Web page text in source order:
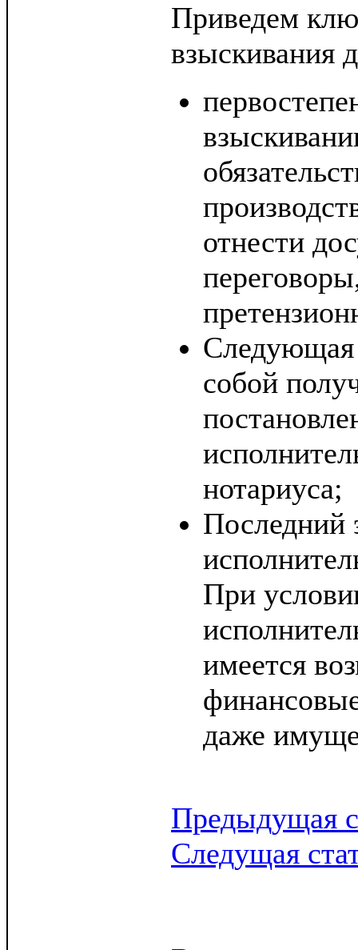
Приведем
взыскивания
отнести
Следующая
собой
нотариуса;
Последний
При
имеется
даже
Предыдущая
Следущая